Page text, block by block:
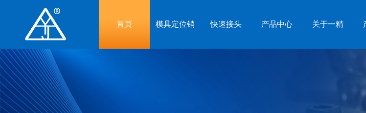
首页 模具定位销 快速接头 产品中心 关于一精